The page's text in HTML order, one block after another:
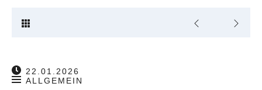
22.01.2026
ALLGEMEIN